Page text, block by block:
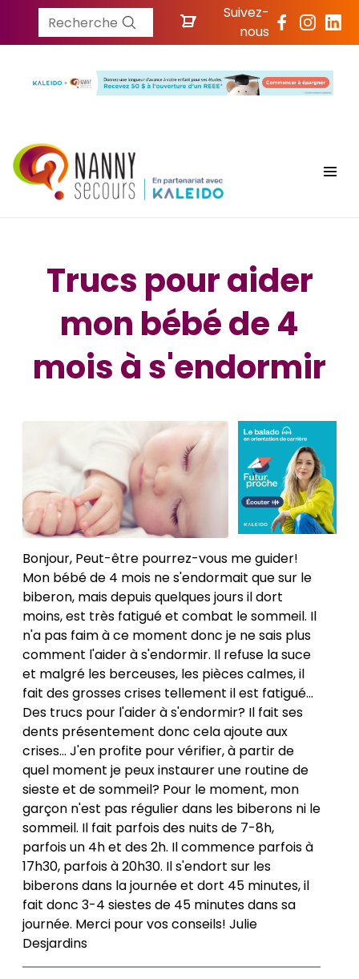
Recherche
Suivez-
nous
Trucs pour aider
mon bébé de 4
mois à s'endormir
Bonjour, Peut-être pourrez-vous me guider!
Mon bébé de 4 mois ne s'endormait que sur le
biberon, mais depuis quelques jours il dort
moins, est très fatigué et combat le sommeil. Il
n'a pas faim à ce moment donc je ne sais plus
comment l'aider à s'endormir. Il refuse la suce
et malgré les berceuses, les pièces calmes, il
fait des grosses crises tellement il est fatigué...
Des trucs pour l'aider à s'endormir? Il fait ses
dents présentement donc cela ajoute aux
crises... J'en profite pour vérifier, à partir de
quel moment je peux instaurer une routine de
sieste et de sommeil? Pour le moment, mon
garçon n'est pas régulier dans les biberons ni le
sommeil. Il fait parfois des nuits de 7-8h,
parfois un 4h et des 2h. Il commence parfois à
17h30, parfois à 20h30. Il s'endort sur les
biberons dans la journée et dort 45 minutes, il
fait donc 3-4 siestes de 45 minutes dans sa
journée. Merci pour vos conseils! Julie
Desjardins